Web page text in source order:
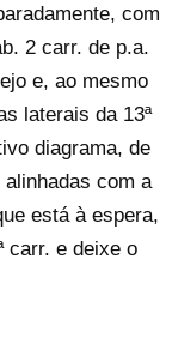
com
2 carr. de p.a.
e, ao mesmo
laterais da 13ª
diagrama, de
com a
está à espera,
carr. e deixe o